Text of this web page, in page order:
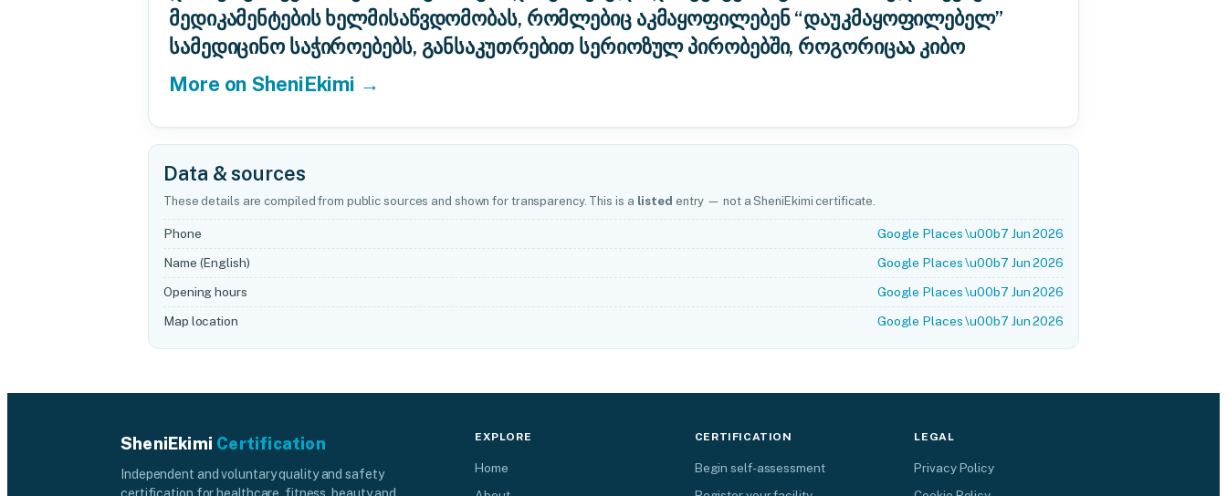
მედიკამენტების ხელმისაწვდომობას, რომლებიც აკმაყოფილებენ “დაუკმაყოფილებელ”
სამედიცინო საჭიროებებს, განსაკუთრებით სერიოზულ პირობებში, როგორიცაა კიბო
More on SheniEkimi →
Data & sources
These details are compiled from public sources and shown for transparency. This is a listed entry — not a SheniEkimi certificate.
Phone
Google Places \u00b7 Jun 2026
Name (English)
Google Places \u00b7 Jun 2026
Opening hours
Google Places \u00b7 Jun 2026
Map location
Google Places \u00b7 Jun 2026
SheniEkimi Certification
Independent and voluntary quality and safety
EXPLORE
Home
CERTIFICATION
Begin self-assessment
LEGAL
Privacy Policy